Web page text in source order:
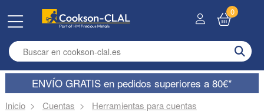
Enter search term
0
ENVÍO GRATIS en pedidos superiores a 80€*
Inicio Cuentas Herramientas para cuentas